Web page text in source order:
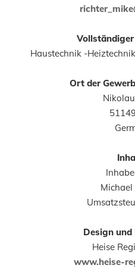
Haustechnik -
Ort der
Design
Heise
www.heise-